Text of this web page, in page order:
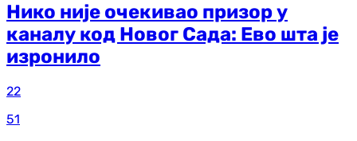
Нико није очекивао призор у
каналу код Новог Сада: Ево шта је
изронило
22
51